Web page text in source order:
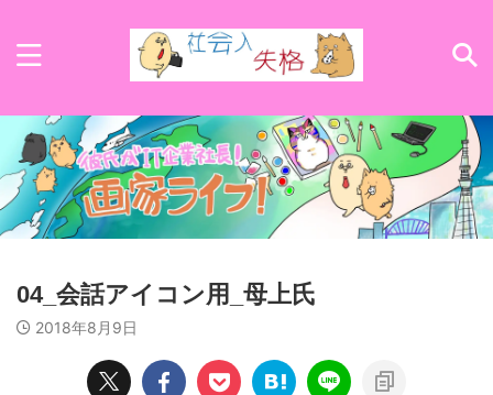
04_会話アイコン用_母上氏
2018年8月9日